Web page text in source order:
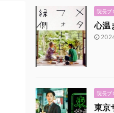
院長ブ
心温
院長ブ
東京